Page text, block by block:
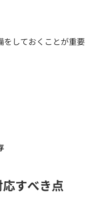
をしておくことが重要
すべき点